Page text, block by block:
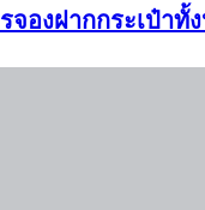
จองฝากกระเป๋าทั้